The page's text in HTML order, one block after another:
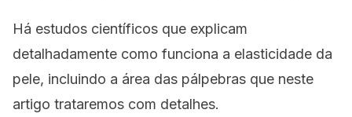
Há estudos científicos que explicam
detalhadamente como funciona a elasticidade da
pele, incluindo a área das pálpebras que neste
artigo trataremos com detalhes.